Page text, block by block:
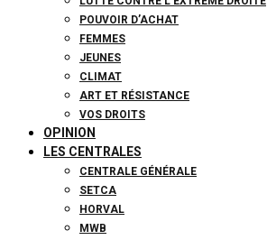
POUVOIR D’ACHAT
FEMMES
JEUNES
CLIMAT
ART ET RÉSISTANCE
VOS DROITS
OPINION
LES CENTRALES
CENTRALE GÉNÉRALE
SETCA
HORVAL
MWB